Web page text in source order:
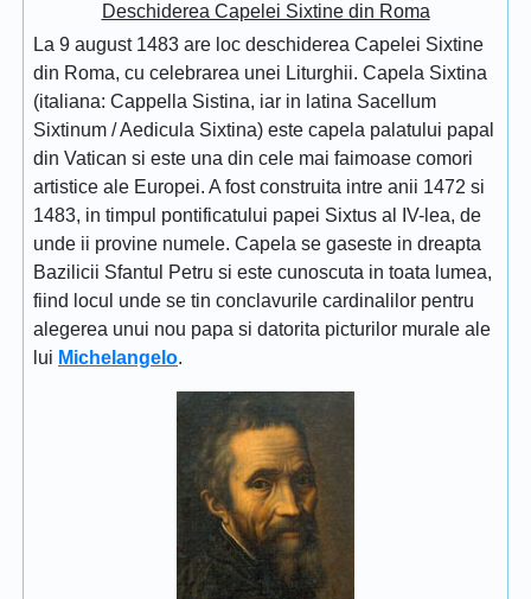
Deschiderea Capelei Sixtine din Roma
La 9 august 1483 are loc deschiderea Capelei Sixtine
din Roma, cu celebrarea unei Liturghii. Capela Sixtina
(italiana: Cappella Sistina, iar in latina Sacellum
Sixtinum / Aedicula Sixtina) este capela palatului papal
din Vatican si este una din cele mai faimoase comori
artistice ale Europei. A fost construita intre anii 1472 si
1483, in timpul pontificatului papei Sixtus al IV-lea, de
unde ii provine numele. Capela se gaseste in dreapta
Bazilicii Sfantul Petru si este cunoscuta in toata lumea,
fiind locul unde se tin conclavurile cardinalilor pentru
alegerea unui nou papa si datorita picturilor murale ale
lui Michelangelo.